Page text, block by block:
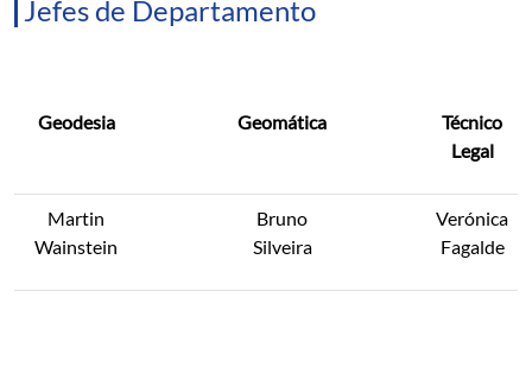
Jefes de Departamento
Geodesia Geomática
Técnico
Legal
Martin
Wainstein
Bruno
Silveira
Verónica
Fagalde